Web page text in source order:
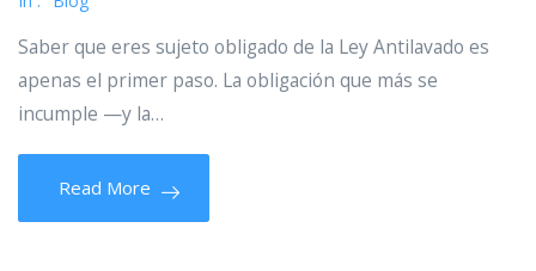
Saber que eres sujeto obligado de la Ley Antilavado es
apenas el primer paso. La obligación que más se
incumple —y la…
Read More